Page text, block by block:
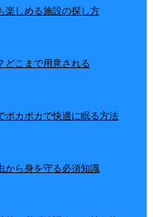
楽しめる施設の探し方
どこまで用意される
ポカポカで快適に眠る方法
から身を守る必須知識